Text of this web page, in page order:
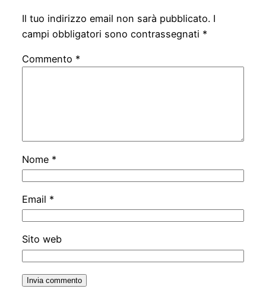
Il tuo indirizzo email non sarà pubblicato. I
campi obbligatori sono contrassegnati *
Commento *
Nome *
Email *
Sito web